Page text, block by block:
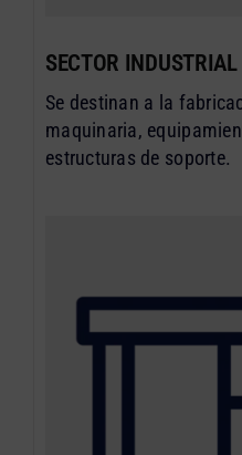
SECTOR INDUSTRIAL
Se destinan a la
maquinaria,
estructuras de soporte.